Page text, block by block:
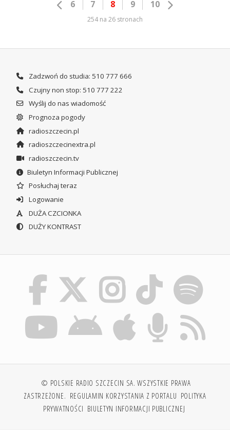
6 7 8 9 10
254 na 26 stronach
Zadzwoń do studia: 510 777 666
Czujny non stop: 510 777 222
Wyślij do nas wiadomość
Prognoza pogody
radioszczecin.pl
radioszczecinextra.pl
radioszczecin.tv
Biuletyn Informacji Publicznej
Posłuchaj teraz
Logowanie
DUŻA CZCIONKA
DUŻY KONTRAST
© POLSKIE RADIO SZCZECIN SA. WSZYSTKIE PRAWA
ZASTRZEŻONE. REGULAMIN KORZYSTANIA Z PORTALU POLITYKA
PRYWATNOŚCI BIULETYN INFORMACJI PUBLICZNEJ